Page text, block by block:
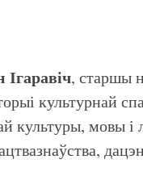
, старшы
культурнай
культуры, мовы